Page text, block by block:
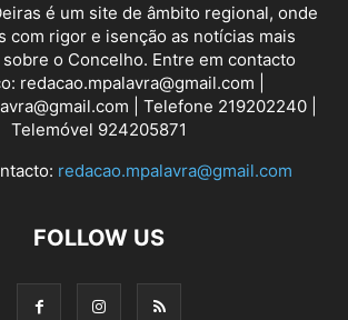
é um site de âmbito regional, onde
com rigor e isenção as notícias mais
o Concelho. Entre em contacto
redacao.mpalavra@gmail.com |
| Telefone 219202240 |
Telemóvel 924205871
redacao.mpalavra@gmail.com
FOLLOW US